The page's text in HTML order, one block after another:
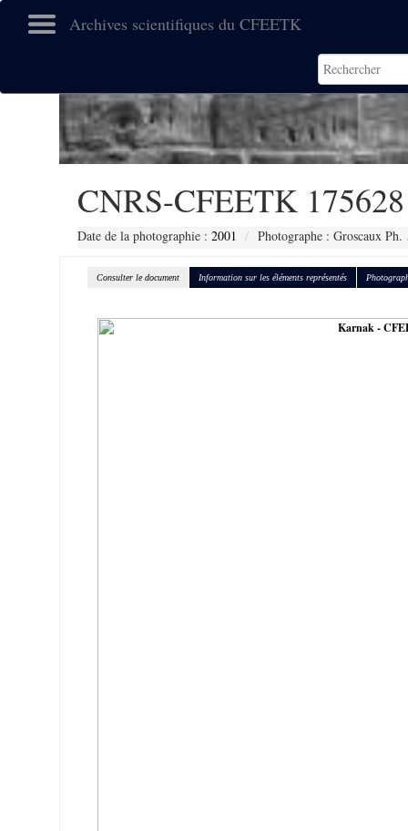
Archives scientifiques du CFEETK
CNRS-CFEETK 175628
Date de la photographie : 2001 Photographe : Groscaux Ph.
Consulter le document Information sur les éléments représentés